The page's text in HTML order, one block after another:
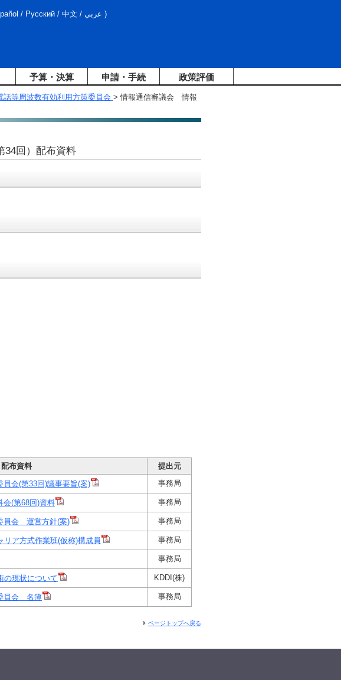
/ Русский / 中文 / عربي )
予算・決算 申請・手続 政策評価
話等周波数有効利用方策委員会 > 情報通信審議会 情報
34回）配布資料
配布資料
提出元
会(第33回)議事要旨(案) 事務局
会(第68回)資料 事務局
員会 運営方針(案) 事務局
リア方式作業班(仮称)構成員 事務局
事務局
の現状について KDDI(株)
員会 名簿 事務局
ページトップへ戻る